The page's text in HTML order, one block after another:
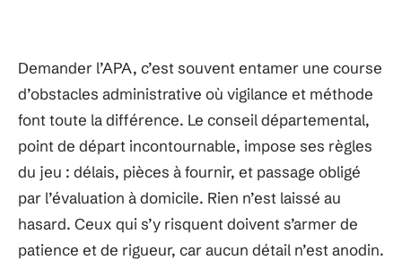
Demander l’APA, c’est souvent entamer une course
d’obstacles administrative où vigilance et méthode
font toute la différence. Le conseil départemental,
point de départ incontournable, impose ses règles
du jeu : délais, pièces à fournir, et passage obligé
par l’évaluation à domicile. Rien n’est laissé au
hasard. Ceux qui s’y risquent doivent s’armer de
patience et de rigueur, car aucun détail n’est anodin.